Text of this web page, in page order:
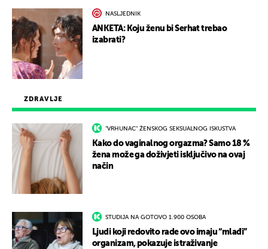
ZDRAVLJE
"VRHUNAC" ŽENSKOG SEKSUALNOG ISKUSTVA
Kako do vaginalnog orgazma? Samo 18 %
žena može ga doživjeti isključivo na ovaj
način
STUDIJA NA GOTOVO 1.900 OSOBA
Ljudi koji redovito rade ovo imaju “mlađi”
organizam, pokazuje istraživanje
NASLJEDNIK
ANKETA: Koju ženu bi Serhat trebao
izabrati?